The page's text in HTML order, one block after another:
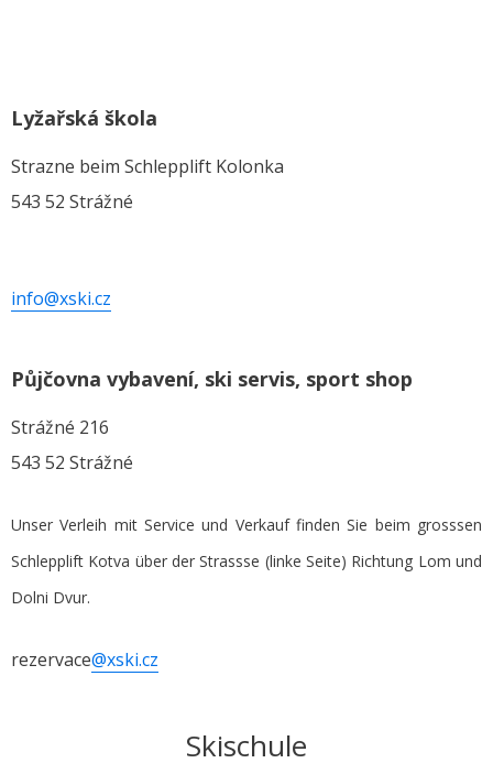
Lyžařská škola
Strazne beim Schlepplift Kolonka
543 52 Strážné
info@xski.cz
Půjčovna vybavení, ski servis, sport shop
Strážné 216
543 52 Strážné
Unser Verleih mit Service und Verkauf finden Sie beim grosssen
Schlepplift Kotva über der Strassse (linke Seite) Richtung Lom und
Dolni Dvur.
rezervace@xski.cz
Skischule